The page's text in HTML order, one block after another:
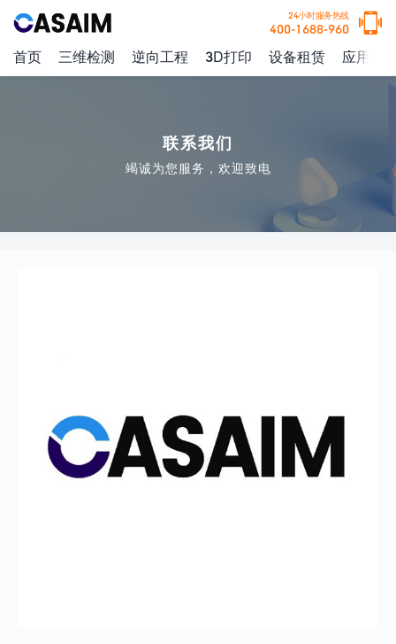
24小时服务热线
400-1688-960
首页 三维检测 逆向工程 3D打印 设备租赁 应用案
联系我们
竭诚为您服务，欢迎致电